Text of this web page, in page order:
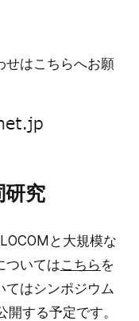
せはこちらへお願
研究
と大規模な
ついてはこちら を
てはシンポジウム
する予定です。